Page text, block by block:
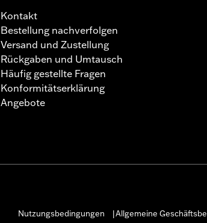
Kontakt
Bestellung nachverfolgen
Versand und Zustellung
Rückgaben und Umtausch
Häufig gestellte Fragen
Konformitätserklärung
Angebote
Nutzungsbedingungen
Allgemeine